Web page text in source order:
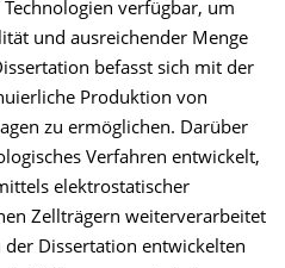
Technologien verfügbar, um
und ausreichender Menge
befasst sich mit der
Produktion von
zu ermöglichen. Darüber
Verfahren entwickelt,
elektrostatischer
Zellträgern weiterverarbeitet
Dissertation entwickelten